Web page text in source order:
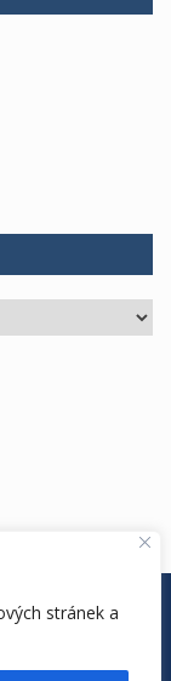
stránek a
DRUŽINA